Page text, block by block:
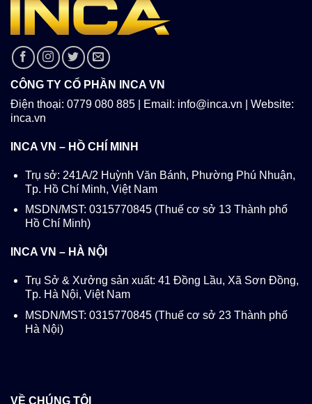
CÔNG TY CỔ PHẦN INCA VN
Điện thoại: 0779 080 885 | Email: info@inca.vn | Website:
inca.vn
INCA VN – HỒ CHÍ MINH
Trụ sở: 241A/2 Huỳnh Văn Bánh, Phường Phú Nhuận,
Tp. Hồ Chí Minh, Việt Nam
MSDN/MST: 0315770845 (Thuế cơ sở 13 Thành phố
Hồ Chí Minh)
INCA VN – HÀ NỘI
Trụ Sở & Xưởng sản xuất: 41 Đồng Lầu, Xã Sơn Đồng,
Tp. Hà Nội, Việt Nam
MSDN/MST: 0315770845 (Thuế cơ sở 23 Thành phố
Hà Nội)
VỀ CHÚNG TÔI